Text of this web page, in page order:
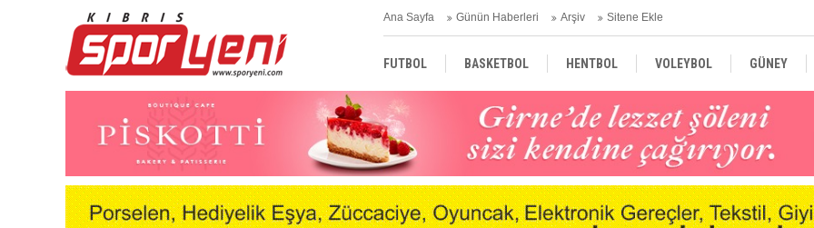
Ana Sayfa Günün Haberleri Arşiv Sitene Ekle
FUTBOL BASKETBOL HENTBOL VOLEYBOL GÜNEY
TÜRKİYE AVRUPA DÜNYA